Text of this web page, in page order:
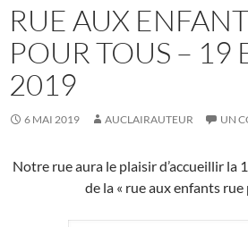
RUE AUX
POUR TOUS – 19
2019
6 MAI 2019 AUCLAIRAUTEUR UN
Notre rue aura le plaisir d’accueillir la
de la « rue aux enfants rue